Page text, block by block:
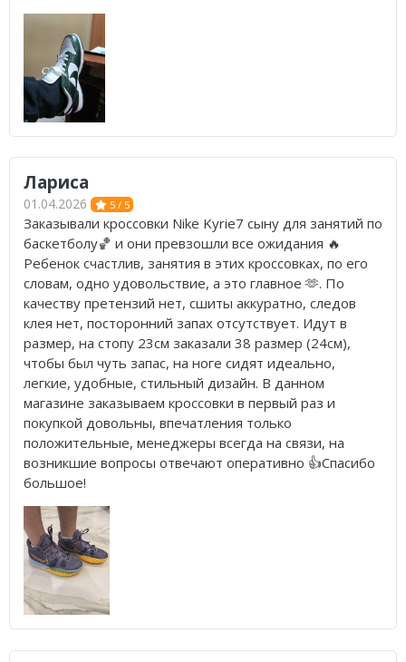
Лариса
01.04.2026 5 / 5
Заказывали кроссовки Nike Kyrie7 сыну для занятий по
баскетболу🏀 и они превзошли все ожидания 🔥
Ребенок счастлив, занятия в этих кроссовках, по его
словам, одно удовольствие, а это главное 🫶. По
качеству претензий нет, сшиты аккуратно, следов
клея нет, посторонний запах отсутствует. Идут в
размер, на стопу 23см заказали 38 размер (24см),
чтобы был чуть запас, на ноге сидят идеально,
легкие, удобные, стильный дизайн. В данном
магазине заказываем кроссовки в первый раз и
покупкой довольны, впечатления только
положительные, менеджеры всегда на связи, на
возникшие вопросы отвечают оперативно 👍Спасибо
большое!